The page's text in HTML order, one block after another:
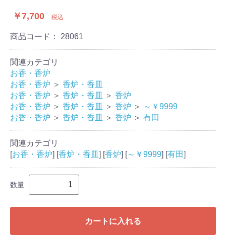
￥7,700 税込
商品コード： 28061
関連カテゴリ
お香・香炉
お香・香炉 ＞ 香炉・香皿
お香・香炉 ＞ 香炉・香皿 ＞ 香炉
お香・香炉 ＞ 香炉・香皿 ＞ 香炉 ＞
～￥9999
お香・香炉 ＞ 香炉・香皿 ＞ 香炉 ＞ 有田
関連カテゴリ
[お香・香炉] [香炉・香皿 ] [香炉] [～￥9999] [有田]
数量
カートに入れる